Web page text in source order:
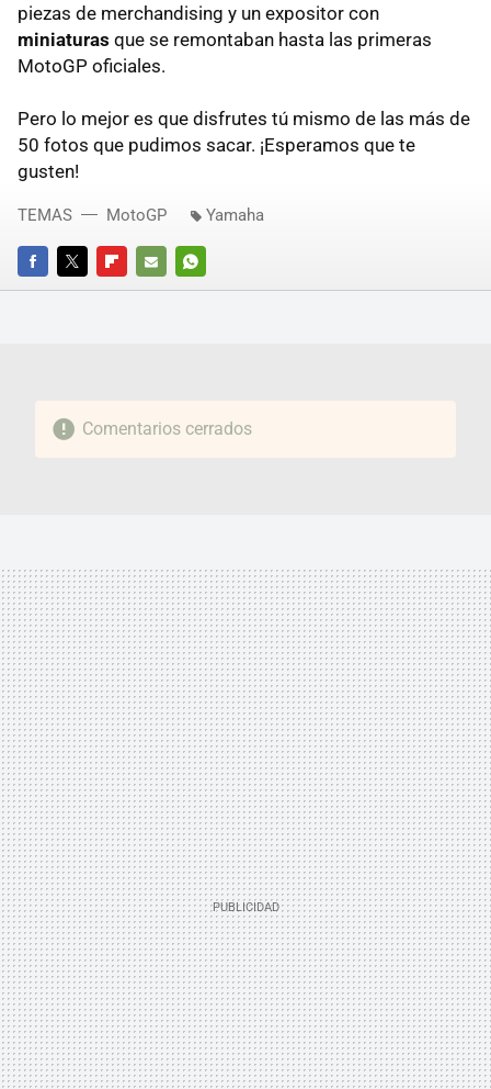
piezas de merchandising y un expositor con
miniaturas que se remontaban hasta las primeras
MotoGP oficiales.
Pero lo mejor es que disfrutes tú mismo de las más de
50 fotos que pudimos sacar. ¡Esperamos que te
gusten!
FACEBOOKTWITTERFLIPBOARD
E-
WHATSAPP
TEMAS MotoGP Yamaha
Comentarios cerrados